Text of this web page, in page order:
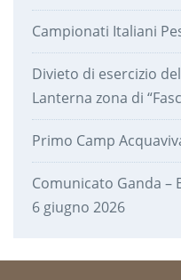
Campionati Italiani
Divieto di esercizio
Lanterna zona di
Primo Camp
Comunicato Ganda –
6 giugno 2026